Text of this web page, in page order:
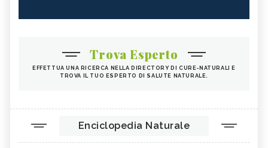
Trova Esperto
EFFETTUA UNA RICERCA NELLA DIRECTORY DI CURE-NATURALI E
TROVA IL TUO ESPERTO DI SALUTE NATURALE.
Enciclopedia Naturale